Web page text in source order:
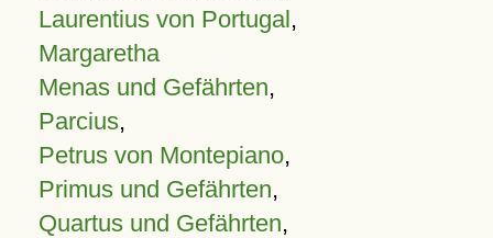
Laurentius von Portugal,
Margaretha
Menas und Gefährten,
Parcius,
Petrus von Montepiano,
Primus und Gefährten,
Quartus und Gefährten,